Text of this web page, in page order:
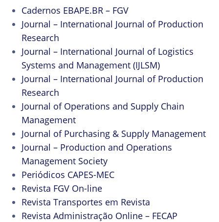
Cadernos EBAPE.BR – FGV
Journal – International Journal of Production
Research
Journal – International Journal of Logistics
Systems and Management (IJLSM)
Journal – International Journal of Production
Research
Journal of Operations and Supply Chain
Management
Journal of Purchasing & Supply Management
Journal – Production and Operations
Management Society
Periódicos CAPES-MEC
Revista FGV On-line
Revista Transportes em Revista
Revista Administração Online – FECAP